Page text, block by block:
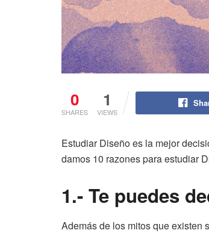
0
SHARES
1
VIEWS
Estudiar Diseño es la mejor
damos 10 razones para estudiar
1.- Te puedes
Además de los mitos que existen